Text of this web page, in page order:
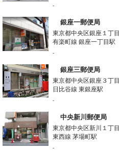
-
銀座一郵便局
東京都中央区銀座１丁目
有楽町線 銀座一丁目駅
-
銀座三郵便局
東京都中央区銀座３丁目
日比谷線 東銀座駅
-
中央新川郵便局
東京都中央区新川１丁目
東西線 茅場町駅
-